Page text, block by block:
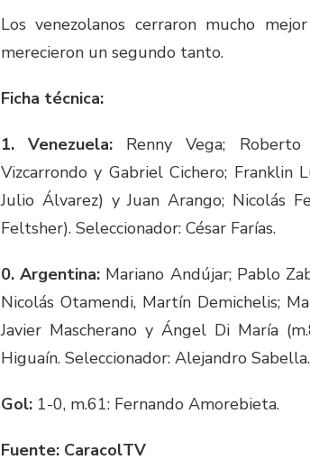
Los venezolanos cerraron mucho
merecieron un segundo tanto.
Ficha técnica:
1. Venezuela: Renny Vega; Roberto
Vizcarrondo y Gabriel Cichero; Franklin
Julio Álvarez) y Juan Arango; Nicolás
Feltsher). Seleccionador: César Farías.
0. Argentina: Mariano Andújar; Pablo
Nicolás Otamendi, Martín Demichelis;
Javier Mascherano y Ángel Di María
Higuaín. Seleccionador: Alejandro Sabella.
Gol: 1-0, m.61: Fernando Amorebieta.
Fuente: CaracolTV